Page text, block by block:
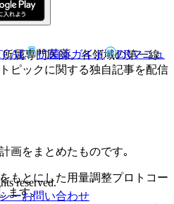
抗菌薬ガイド
ERマニュ
reserved.
ーお問い合わせ
属専門医師。各領域の第一線
ピックに関する独自記事を配信
画をまとめたものです｡
もとにした用量調整プロトコー
ます｡